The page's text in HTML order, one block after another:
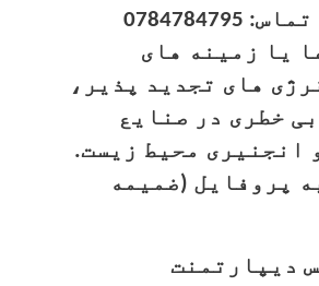
یا زمینه های
های تجدید پذیر،
خطری در صنایع
انجنیری محیط زیست.
پروفایل (ضمیمه
دیپارتمنت